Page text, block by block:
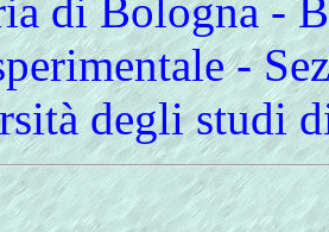
di Bologna -
-
degli studi